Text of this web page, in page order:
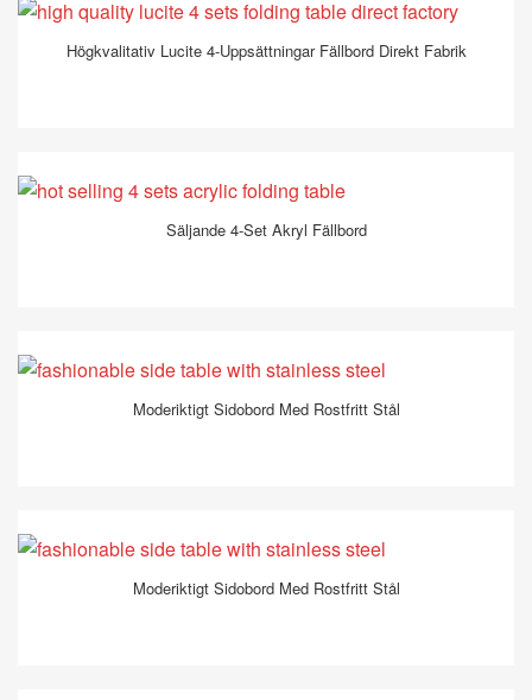
Högkvalitativ Lucite 4-Uppsättningar Fällbord Direkt Fabrik
Säljande 4-Set Akryl Fällbord
Moderiktigt Sidobord Med Rostfritt Stål
Moderiktigt Sidobord Med Rostfritt Stål